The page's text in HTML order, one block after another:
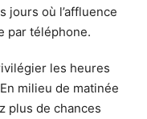
jours où l’affluence
par téléphone.
les heures
milieu de matinée
plus de chances